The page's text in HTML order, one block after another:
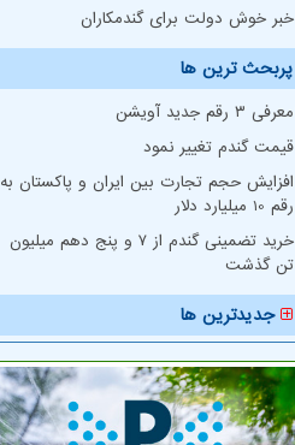
خبر خوش دولت برای گندمکاران
پربحث ترین ها
معرفی ۳ رقم جدید آویشن
قیمت گندم تغییر نمود
افزایش حجم تجارت بین ایران و پاکستان به
رقم 10 میلیارد دلار
خرید تضمینی گندم از ۷ و پنج دهم میلیون
تن گذشت
جدیدترین ها